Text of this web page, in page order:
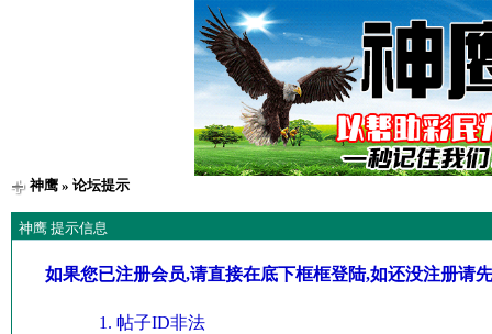
神鹰» 论坛提示
神鹰 提示信息
如果您已注册会员,请直接在底下框框登陆,如还没注册请
帖子ID非法